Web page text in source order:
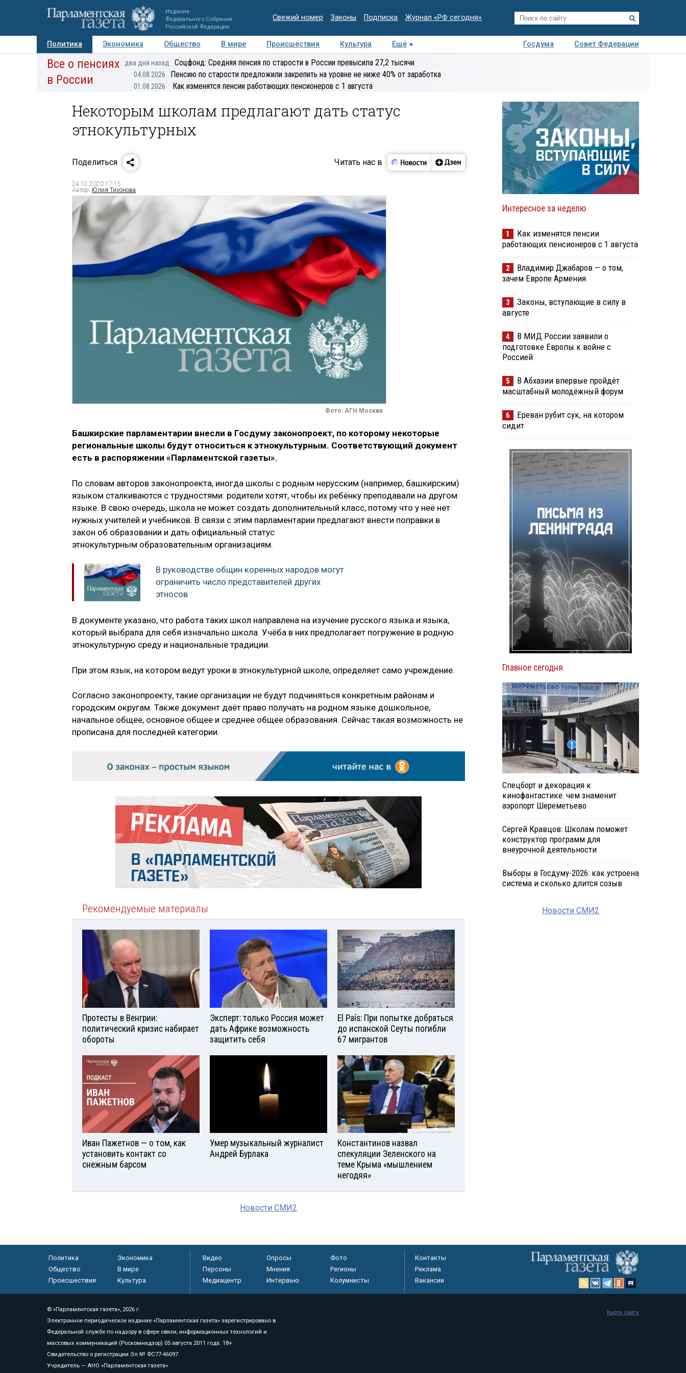
Издание
Федерального Собрания
Российской Федерации
Свежий номер Законы Подписка Журнал «РФ сегодня»
Политика Экономика Общество В мире Происшествия Культура Ещё Госдума
Совет Федерации
Авторы Персоны Мнения Регионы Медиацентр Интервью Колумнисты
Все о пенсиях
в России
два дня назад Соцфонд: Средняя пенсия по старости в России превысила 27,2 тысячи
04.08.2026 Пенсию по старости предложили закрепить на уровне не ниже 40% от заработка
01.08.2026 Как изменятся пенсии работающих пенсионеров с 1 августа
Некоторым школам предлагают дать статус
этнокультурных
Поделиться Читать нас в
24.12.2020 17:15
Автор: Юлия Тихонова
Фото: АГН Москва
Башкирские парламентарии внесли в Госдуму законопроект, по которому некоторые
региональные школы будут относиться к этнокультурным. Соответствующий документ
есть в распоряжении «Парламентской газеты».
По словам авторов законопроекта, иногда школы с родным нерусским (например, башкирским)
языком сталкиваются с трудностями: родители хотят, чтобы их ребёнку преподавали на другом
языке. В свою очередь, школа не может создать дополнительный класс, потому что у неё нет
нужных учителей и учебников. В связи с этим парламентарии предлагают внести поправки в
закон об образовании и дать официальный статус
этнокультурным образовательным организациям.
В руководстве общин коренных народов могут
ограничить число представителей других
этносов
В документе указано, что работа таких школ направлена на изучение русского языка и языка,
который выбрала для себя изначально школа. Учёба в них предполагает погружение в родную
этнокультурную среду и национальные традиции.
При этом язык, на котором ведут уроки в этнокультурной школе, определяет само учреждение.
Согласно законопроекту, такие организации не будут подчиняться конкретным районам и
городским округам. Также документ даёт право получать на родном языке дошкольное,
начальное общее, основное общее и среднее общее образования. Сейчас такая возможность не
прописана для последней категории.
Рекомендуемые материалы
Протесты в Венгрии:
политический кризис набирает
обороты
Эксперт: только Россия может
дать Африке возможность
защитить себя
El País: При попытке добраться
до испанской Сеуты погибли
67 мигрантов
Иван Пажетнов — о том, как
установить контакт со
снежным барсом
Умер музыкальный журналист
Андрей Бурлака
Константинов назвал
спекуляции Зеленского на
теме Крыма «мышлением
негодяя»
Новости СМИ2
Интересное за неделю
1
Как изменятся пенсии
работающих пенсионеров с 1 августа
2
Владимир Джабаров — о том,
зачем Европе Армения
3
Законы, вступающие в силу в
августе
4
В МИД России заявили о
подготовке Европы к войне с
Россией
5
В Абхазии впервые пройдёт
масштабный молодёжный форум
6
Ереван рубит сук, на котором
сидит
Главное сегодня
Спецборт и декорация к
кинофантастике: чем знаменит
аэропорт Шереметьево
Сергей Кравцов: Школам поможет
конструктор программ для
внеурочной деятельности
Выборы в Госдуму-2026: как устроена
система и сколько длится созыв
Новости СМИ2
Политика
Экономика
Общество
В мире
Происшествия
Культура
Видео Опросы
Фото
Персоны
Мнения
Регионы
Медиацентр
Интервью Колумнисты
Контакты
Реклама
Вакансии
© «Парламентская газета», 2026 г.
Электронное периодическое издание «Парламентская газета» зарегистрировано в
Федеральной службе по надзору в сфере связи, информационных технологий и
массовых коммуникаций (Роскомнадзор) 05 августа 2011 года. 18+
Свидетельство о регистрации Эл № ФС77-46097
Учредитель — АНО «Парламентская газета»
Карта сайта